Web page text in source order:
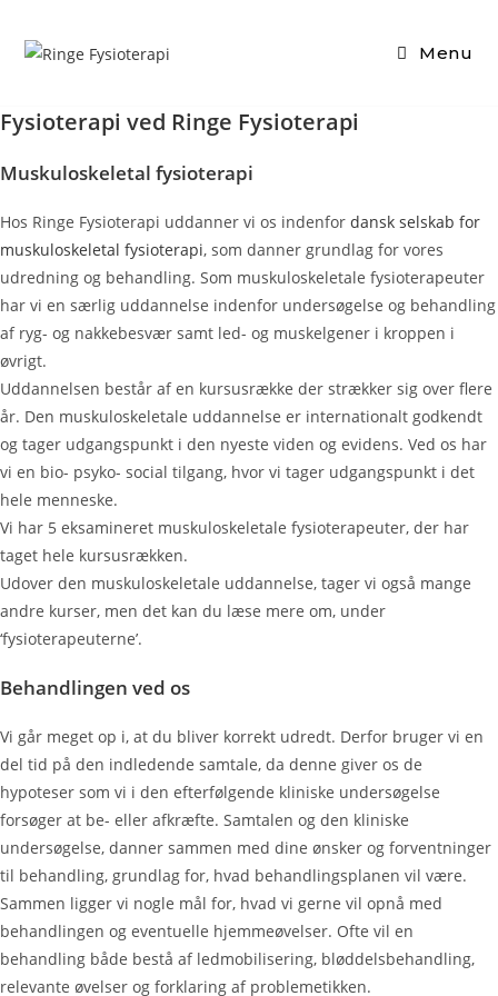
Menu
Fysioterapi ved Ringe Fysioterapi
Muskuloskeletal fysioterapi
Hos Ringe Fysioterapi uddanner vi os indenfor dansk selskab for
muskuloskeletal fysioterapi, som danner grundlag for vores
udredning og behandling. Som muskuloskeletale fysioterapeuter
har vi en særlig uddannelse indenfor undersøgelse og behandling
af ryg- og nakkebesvær samt led- og muskelgener i kroppen i
øvrigt.
Uddannelsen består af en kursusrække der strækker sig over flere
år. Den muskuloskeletale uddannelse er internationalt godkendt
og tager udgangspunkt i den nyeste viden og evidens. Ved os har
vi en bio- psyko- social tilgang, hvor vi tager udgangspunkt i det
hele menneske.
Vi har 5 eksamineret muskuloskeletale fysioterapeuter, der har
taget hele kursusrækken.
Udover den muskuloskeletale uddannelse, tager vi også mange
andre kurser, men det kan du læse mere om, under
‘fysioterapeuterne’.
Behandlingen ved os
Vi går meget op i, at du bliver korrekt udredt. Derfor bruger vi en
del tid på den indledende samtale, da denne giver os de
hypoteser som vi i den efterfølgende kliniske undersøgelse
forsøger at be- eller afkræfte. Samtalen og den kliniske
undersøgelse, danner sammen med dine ønsker og forventninger
til behandling, grundlag for, hvad behandlingsplanen vil være.
Sammen ligger vi nogle mål for, hvad vi gerne vil opnå med
behandlingen og eventuelle hjemmeøvelser. Ofte vil en
behandling både bestå af ledmobilisering, bløddelsbehandling,
relevante øvelser og forklaring af problemetikken.